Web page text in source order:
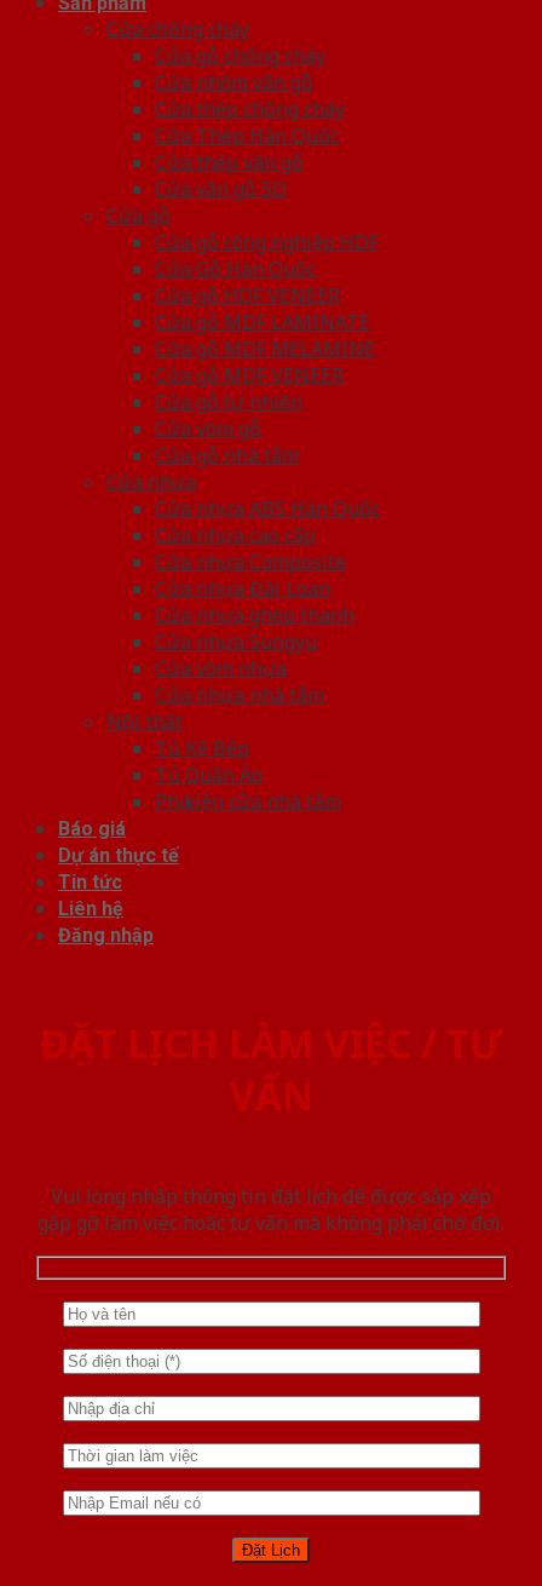
Cửa chống cháy
Cửa gỗ chống cháy
Cửa nhôm vân gỗ
Cửa thép chống cháy
Cửa Thép Hàn Quốc
Cửa thép vân gỗ
Cửa vân gỗ 5D
Cửa gỗ
Cửa gỗ công nghiệp HDF
Cửa Gỗ Hàn Quốc
Cửa gỗ HDF VENEER
Cửa gỗ MDF LAMINATE
Cửa gỗ MDF MELAMINE
Cửa gỗ MDF VENEER
Cửa gỗ tự nhiên
Cửa vòm gỗ
Cửa gỗ nhà tắm
Cửa nhựa
Cửa nhựa ABS Hàn Quốc
Cửa nhựa cao cấp
Cửa nhựa Composite
Cửa nhựa Đài Loan
Cửa nhựa ghép thanh
Cửa nhựa Sungyu
Cửa vòm nhựa
Cửa nhựa nhà tắm
Nội thất
Tủ Kệ Bếp
Tủ Quần Áo
Phụ kiện cửa nhà tắm
Báo giá
Dự án thực tế
Tin tức
Liên hệ
Đăng nhập
ĐẶT LỊCH LÀM VIỆC / TƯ
VẤN
Vui lòng nhập thông tin đặt lịch để được sắp xếp
gặp gỡ làm việc hoăc tư vấn mà không phải chờ đợi.